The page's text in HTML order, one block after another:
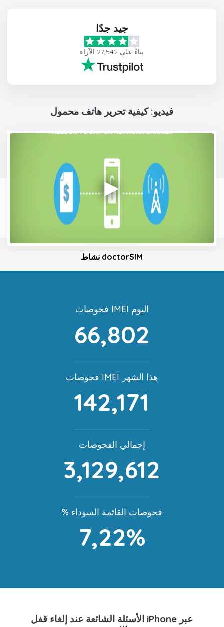
جيد جدًا
بناءً على 27,542 الآراء
فيديو: كيفية تحرير هاتف محمول
نشاط doctorSIM
فحوصات IMEI اليوم
66,802
فحوصات IMEI هذا الشهر
142,171
إجمالي الفحوصات
3,129,612
% فحوصات القائمة السوداء
7,22%
الأسئلة الشائعة عند إلغاء قفل iPhone عبر